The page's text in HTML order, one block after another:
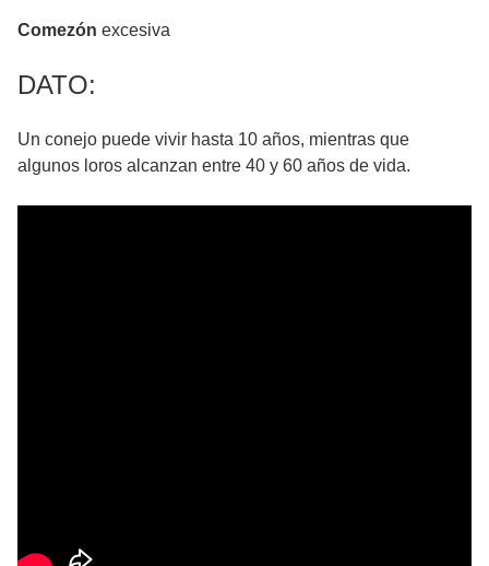
Comezón excesiva
DATO:
Un conejo puede vivir hasta 10 años, mientras que
algunos loros alcanzan entre 40 y 60 años de vida.